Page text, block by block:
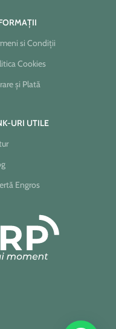
si Condiții
Cookies
și Plată
URI UTILE
Engros